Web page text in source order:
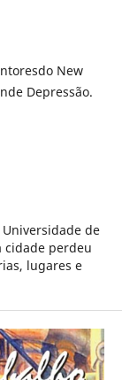
New
Depressão.
de
cidade perdeu
lugares e